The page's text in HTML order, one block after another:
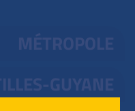
MÉTROPOLE
GUYANE